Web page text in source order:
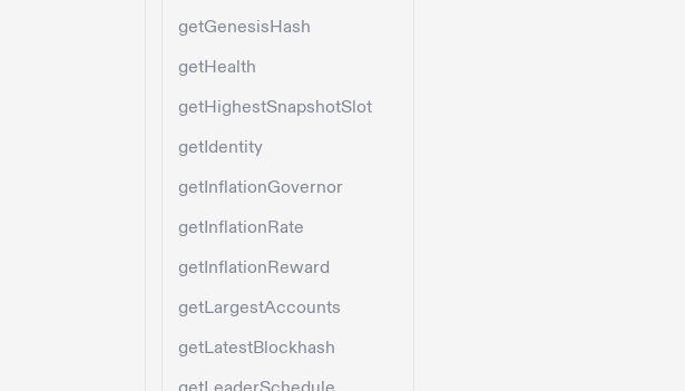
getGenesisHash
getHealth
getHighestSnapshotSlot
getIdentity
getInflationGovernor
getInflationRate
getInflationReward
getLargestAccounts
getLatestBlockhash